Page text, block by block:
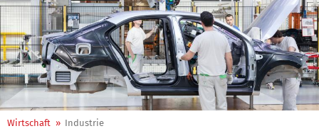
Wirtschaft » Industrie